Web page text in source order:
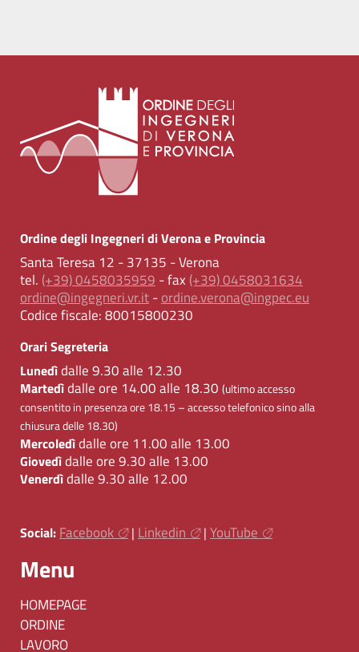
Ordine degli Ingegneri di Verona e Provincia
Santa Teresa 12 - 37135 - Verona
tel. (+39) 0458035959 - fax (+39) 0458031634
ordine@ingegneri.vr.it-ordine.verona@ingpec.eu
Codice fiscale:80015800230
Orari Segreteria
Lunedìdalle 9.30 alle 12.30
Martedìdalle ore 14.00 alle 18.30 (ultimo accesso
consentito in presenza ore 18.15 – accesso telefonico sino alla
chiusura delle 18.30)
Mercoledìdalle ore 11.00 alle 13.00
Giovedìdalle ore 9.30 alle 13.00
Venerdìdalle 9.30 alle 12.00
Social: Facebook | Linkedin | YouTube
Menu
HOMEPAGE
ORDINE
LAVORO